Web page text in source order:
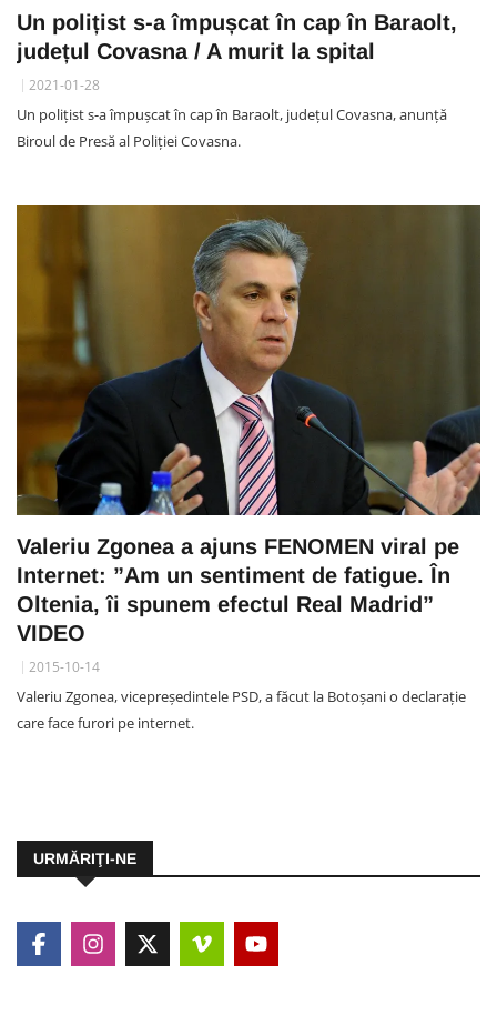
Un polițist s-a împușcat în cap în Baraolt,
județul Covasna / A murit la spital
2021-01-28
Un polițist s-a împușcat în cap în Baraolt, județul Covasna, anunță
Biroul de Presă al Poliției Covasna.
Valeriu Zgonea a ajuns FENOMEN viral pe
Internet: ”Am un sentiment de fatigue. În
Oltenia, îi spunem efectul Real Madrid”
VIDEO
2015-10-14
Valeriu Zgonea, vicepreşedintele PSD, a făcut la Botoșani o declarație
care face furori pe internet.
URMĂRIŢI-NE